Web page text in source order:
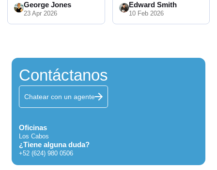
George Jones
23 Apr 2026
Edward Smith
10 Feb 2026
Contáctanos
Chatear con un agente
Oficinas
Los Cabos
¿Tiene alguna duda?
+52 (624) 980 0506